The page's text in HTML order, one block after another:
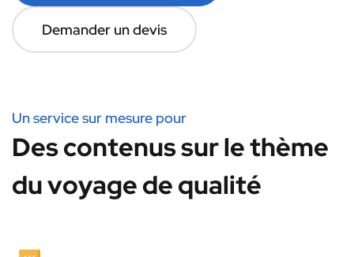
Demander un devis
Un service sur mesure pour
Des contenus sur le thème
du voyage de qualité